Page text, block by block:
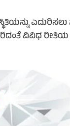
ಎದುರಿಸಲು
ವಿವಿಧ ರೀತಿಯ